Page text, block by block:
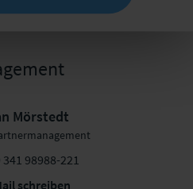
Mörstedt
341 98988-221
schreiben